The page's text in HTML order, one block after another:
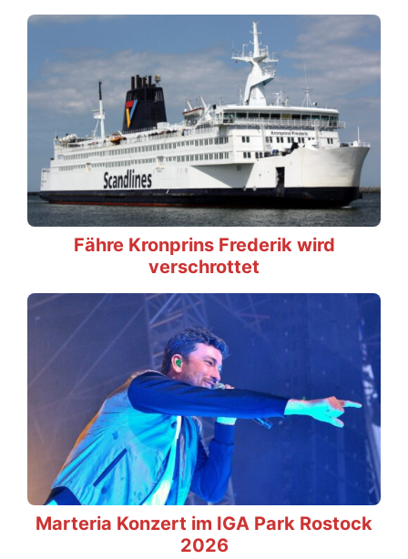
Fähre Kronprins Frederik wird
verschrottet
Marteria Konzert im IGA Park Rostock
2026